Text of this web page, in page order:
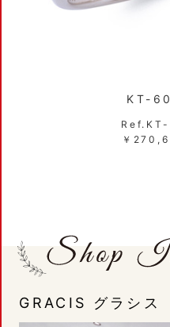
Ref.KT-60617002
￥270,600～(税込)
GRACIS グラシ